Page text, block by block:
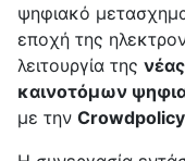
ψηφιακό
εποχή της
λειτουργία της
καινοτόμων
με την Crowdpolicy